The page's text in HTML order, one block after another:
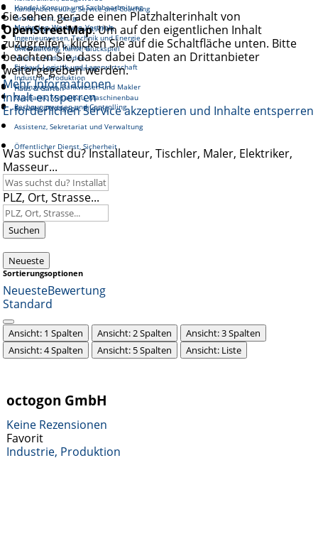
Kundenbetreuung, Service und Coaching
Reinigung und Hauswirtschaft
Unterhaltung, Kunst, Glückspiel
Gastronomie, Tourismus
Haus & Garten
Soziales, Pädagogik, Bildung
Grafik, Print, Design
Ingenieurwesen, Technik und Energie
Medien, Audio, Video
Industrie, Produktion
Mechanik, Metallbau, Maschinenbau
Handel, Konsum und Sachbearbeitung
Marketing, Werbung, Vertrieb
Management, Führung
Einkauf, Logistik und Lagerwirtschaft
Finanzwesen, Bankwesen und Makler
Rechnungswesen und Controlling
Assistenz, Sekretariat und Verwaltung
Öffentlicher Dienst, Sicherheit
Sie sehen gerade einen Platzhalterinhalt von
OpenStreetMap. Um auf den eigentlichen Inhalt
zuzugreifen, klicken Sie auf die Schaltfläche unten. Bitte
beachten Sie, dass dabei Daten an Drittanbieter
weitergegeben werden.
Mehr Informationen
Inhalt entsperren
Erforderlichen Service akzeptieren und Inhalte entsperren
Was suchst du? Installateur, Tischler, Maler, Elektriker,
Masseur...
PLZ, Ort, Strasse...
Suchen
Neueste
Sortierungsoptionen
NeuesteBewertung
Standard
Ansicht: 1 Spalten Ansicht: 2 Spalten
Ansicht: 3 Spalten
Ansicht: 4 Spalten
Ansicht: 5 Spalten Ansicht: Liste
octogon GmbH
Keine Rezensionen
Favorit
Industrie, Produktion